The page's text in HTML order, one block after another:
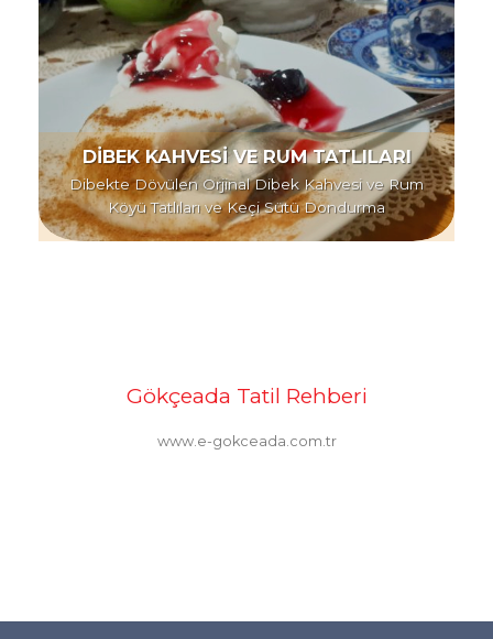
DİBEK KAHVESİ VE RUM TATLILARI
Dibekte Dövülen Orjinal Dibek Kahvesi ve Rum
Köyü Tatlıları ve Keçi Sütü Dondurma
Gökçeada Tatil Rehberi
www.e-gokceada.com.tr